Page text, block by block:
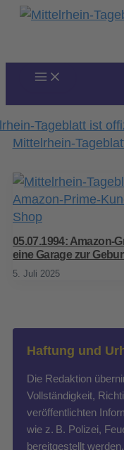
Zum
05.07.1994: Amazon-
eine Garage zur
5. Juli 2025
Haftung und
Die Redaktion
Vollständigkeit,
veröffentlichten
wie z. B. Polizei,
bereitgestellt